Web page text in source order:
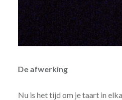
De afwerking
Nu is het tijd om je taart in